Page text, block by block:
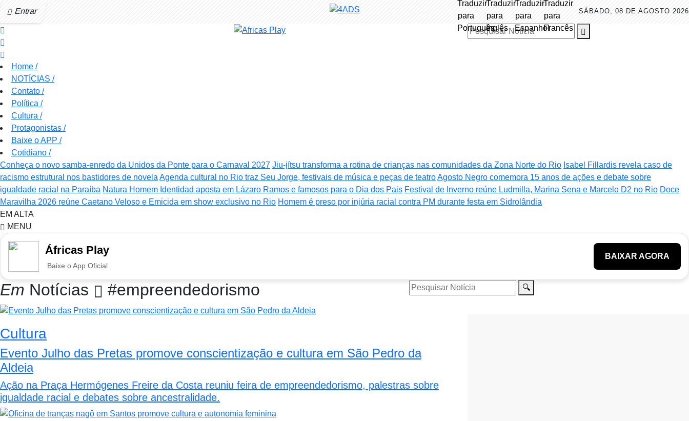
Entrar SÁBADO, 08 DE AGOSTO 2026
Pesquisar Notícia
Home /
NOTÍCIAS /
Contato /
Política /
Cultura /
Protagonistas /
Baixe o APP /
Cotidiano /
Conheça o novo samba-enredo da Unidos da Ponte para o Carnaval 2027 Jiu-jítsu transforma a rotina de crianças nas comunidades da Zona Norte do Rio Isabel Fillardis revela caso de
racismo estrutural nos bastidores de novela Agenda cultural no Rio traz Seu Jorge, festivais de música e peças de teatroAgosto Negro comemora 15 anos de ações e debate sobre
igualdade racial na Paraíba Natura Homem Identidad aposta em Lázaro Ramos e famosos para o Dia dos Pais Festival de Inverno reúne Ludmilla, Marina Sena e Marcelo D2 no Rio Doce
Maravilha 2026 reúne Caetano Veloso e Emicida em show exclusivo no Rio Homem é preso por injúria racial contra PM durante festa em Sidrolândia
EM ALTA
MENU
Áfricas Play
Baixe o App Oficial
BAIXAR AGORA
Em Notícias #empreendedorismo 🔍
Cultura
Evento Julho das Pretas promove conscientização e cultura em São Pedro da
Aldeia
Ação na Praça Hermógenes Freire da Costa reuniu feira de empreendedorismo, palestras sobre
igualdade racial e debates sobre ancestralidade.